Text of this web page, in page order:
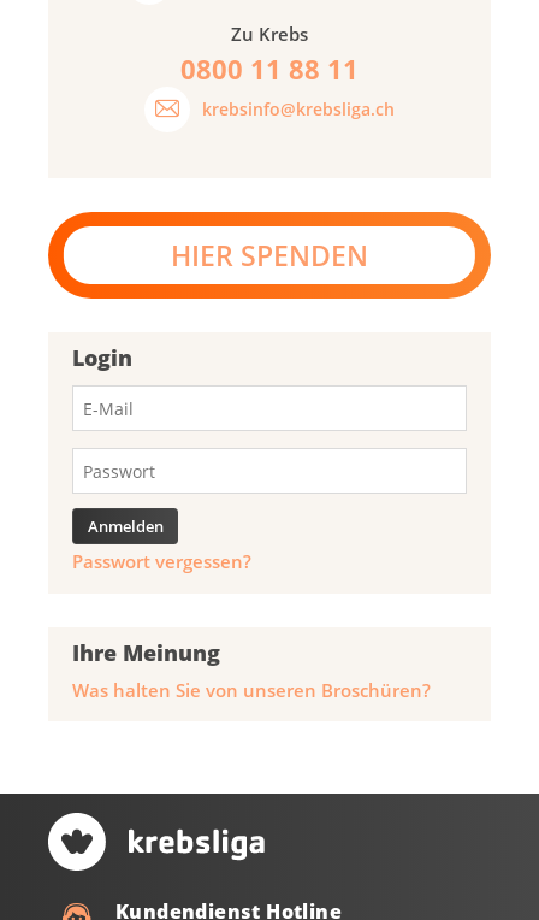
Zu Krebs
0800 11 88 11
krebsinfo@krebsliga.ch
HIER SPENDEN
Login
Passwort vergessen?
Ihre Meinung
Was halten Sie von unseren Broschüren?
Kundendienst Hotline